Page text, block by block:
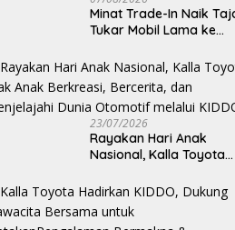
Minat Trade-In Naik
Tukar Mobil Lama ke
Paling Efisien
23/07/2026
Rayakan Hari Anak
Nasional, Kalla Toyota
Bercerita, dan
Dunia Otomotif melalui
KIDDO